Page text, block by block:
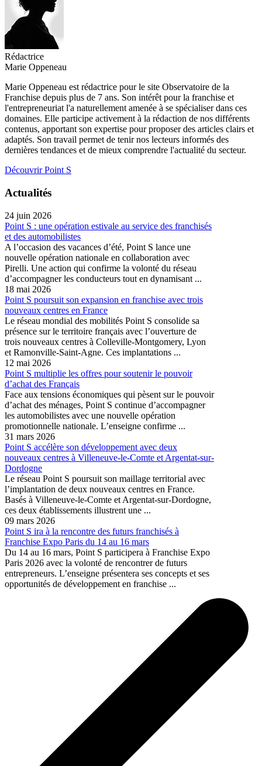
Rédactrice
Marie Oppeneau
Marie Oppeneau est rédactrice pour le site Observatoire de la
Franchise depuis plus de 7 ans. Son intérêt pour la franchise et
l'entrepreneuriat l'a naturellement amenée à se spécialiser dans ces
domaines. Elle participe activement à la rédaction de nos différents
contenus, apportant son expertise pour proposer des articles clairs et
adaptés. Son travail permet de tenir nos lecteurs informés des
dernières tendances et de mieux comprendre l'actualité du secteur.
Découvrir Point S
Actualités
24 juin 2026
Point S : une opération estivale au service des franchisés
et des automobilistes
A l’occasion des vacances d’été, Point S lance une
nouvelle opération nationale en collaboration avec
Pirelli. Une action qui confirme la volonté du réseau
d’accompagner les conducteurs tout en dynamisant ...
18 mai 2026
Point S poursuit son expansion en franchise avec trois
nouveaux centres en France
Le réseau mondial des mobilités Point S consolide sa
présence sur le territoire français avec l’ouverture de
trois nouveaux centres à Colleville-Montgomery, Lyon
et Ramonville-Saint-Agne. Ces implantations ...
12 mai 2026
Point S multiplie les offres pour soutenir le pouvoir
d’achat des Français
Face aux tensions économiques qui pèsent sur le pouvoir
d’achat des ménages, Point S continue d’accompagner
les automobilistes avec une nouvelle opération
promotionnelle nationale. L’enseigne confirme ...
31 mars 2026
Point S accélère son développement avec deux
nouveaux centres à Villeneuve-le-Comte et Argentat-sur-
Dordogne
Le réseau Point S poursuit son maillage territorial avec
l’implantation de deux nouveaux centres en France.
Basés à Villeneuve-le-Comte et Argentat-sur-Dordogne,
ces deux établissements illustrent une ...
09 mars 2026
Point S ira à la rencontre des futurs franchisés à
Franchise Expo Paris du 14 au 16 mars
Du 14 au 16 mars, Point S participera à Franchise Expo
Paris 2026 avec la volonté de rencontrer de futurs
entrepreneurs. L’enseigne présentera ses concepts et ses
opportunités de développement en franchise ...